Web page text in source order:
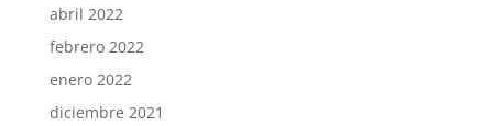
abril 2022
febrero 2022
enero 2022
diciembre 2021